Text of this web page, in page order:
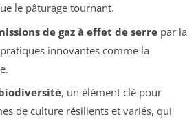
le pâturage tournant.
de gaz à effet de serrepar la
innovantes comme la
, un élément clé pour
de culture résilients et variés, qui